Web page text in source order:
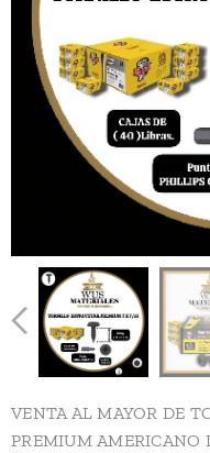
VENTA AL MAYOR DE
PREMIUM AMERICANO